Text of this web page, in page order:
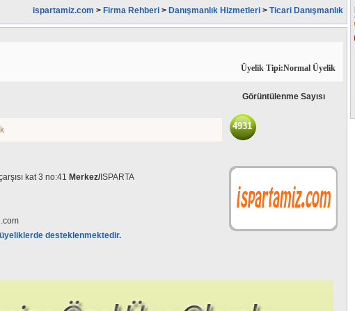
ispartamiz.com > Firma Rehberi > Danışmanlık Hizmetleri > Ticari Danışmanlık
Üyelik Tipi:Normal Üyelik
Görüntülenme Sayısı
4931
kat 3 no:41 Merkez/ ISPARTA
desteklenmektedir.